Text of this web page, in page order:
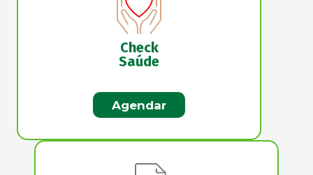
Check
Saúde
Agendar